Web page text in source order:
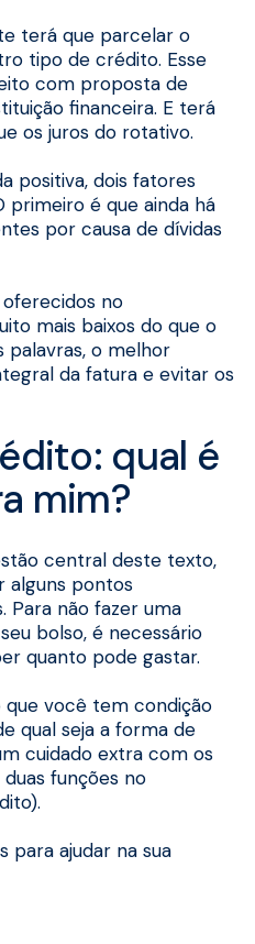
terá que parcelar o
tipo de crédito. Esse
com proposta de
financeira. E terá
os juros do rotativo.
positiva, dois fatores
primeiro é que ainda há
por causa de dívidas
no
mais baixos do que o
palavras, o melhor
da fatura e evitar os
qual é
mim?
central deste texto,
alguns pontos
Para não fazer uma
bolso, é necessário
quanto pode gastar.
que você tem condição
qual seja a forma de
cuidado extra com os
funções no
para ajudar na sua